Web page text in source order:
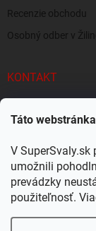
Táto
V SuperSvaly.sk
umožnili
prevádzky
použiteľnosť.
Recenzie obchodu
Osobný odber v
KONTAKT
supersvaly.sk